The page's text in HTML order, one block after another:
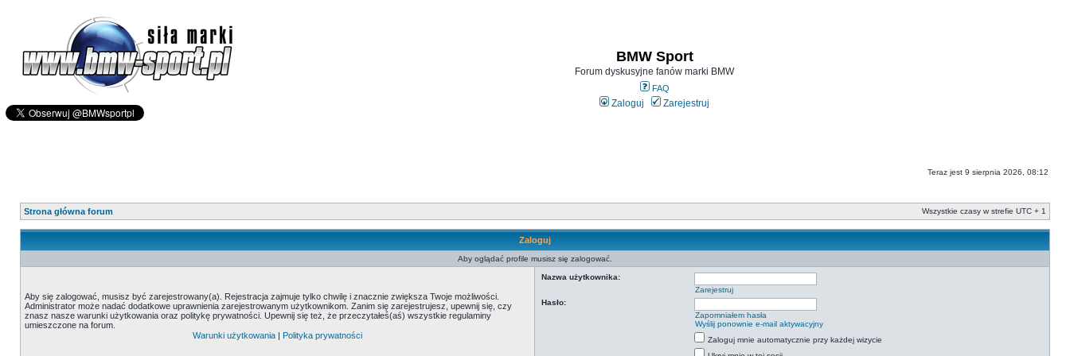
BMW Sport
Forum dyskusyjne fanów marki BMW
FAQ
Zaloguj Zarejestruj
Teraz jest 9 sierpnia 2026, 08:12
Strona główna forum Wszystkie czasy w strefie UTC + 1
Zaloguj
Aby oglądać profile musisz się zalogować.
Aby się zalogować, musisz być zarejestrowany(a). Rejestracja zajmuje tylko chwilę i znacznie zwiększa Twoje możliwości.
Administrator może nadać dodatkowe uprawnienia zarejestrowanym użytkownikom. Zanim się zarejestrujesz, upewnij się, czy
znasz nasze warunki użytkowania oraz politykę prywatności. Upewnij się też, że przeczytałeś(aś) wszystkie regulaminy
umieszczone na forum.
Warunki użytkowania | Polityka prywatności
Nazwa użytkownika:
Zarejestruj
Hasło:
Zapomniałem hasła
Wyślij ponownie e-mail aktywacyjny
Zaloguj mnie automatycznie przy każdej wizycie